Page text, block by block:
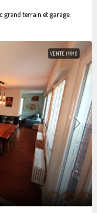
grand terrain et garage.
VENTE IMMO